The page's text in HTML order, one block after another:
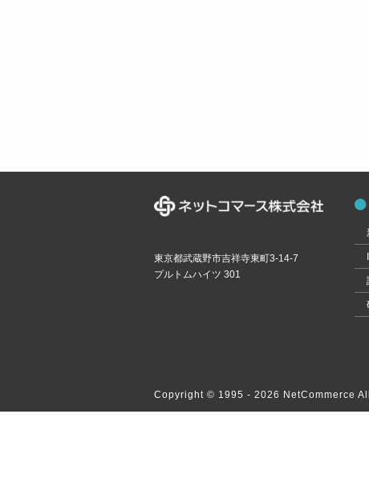
東京都武蔵野市吉祥寺東町3-14-7
プルトムハイツ 301
Copyright © 1995 - 2026 NetCommerce